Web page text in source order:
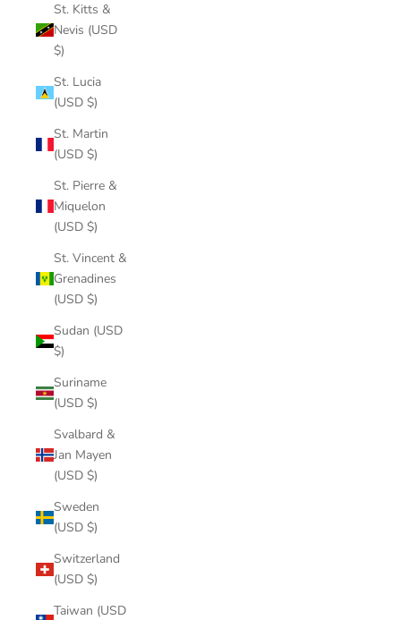
St. Kitts &
Nevis (USD
$)
St. Lucia
(USD $)
St. Martin
(USD $)
St. Pierre &
Miquelon
(USD $)
St. Vincent &
Grenadines
(USD $)
Sudan (USD
$)
Suriname
(USD $)
Svalbard &
Jan Mayen
(USD $)
Sweden
(USD $)
Switzerland
(USD $)
Taiwan (USD